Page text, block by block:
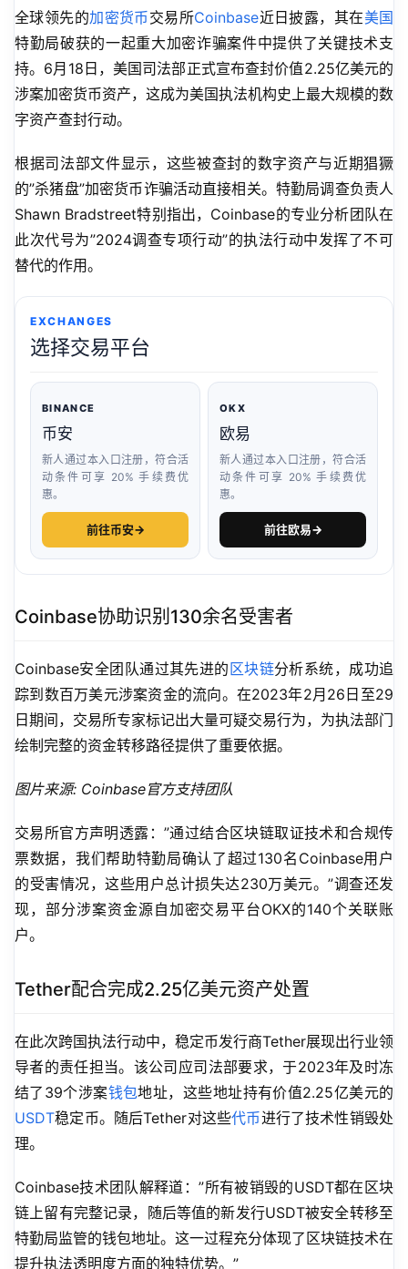
全球领先的加密货币交易所Coinbase近日披露，其在美国
特勤局破获的一起重大加密诈骗案件中提供了关键技术支
持。6月18日，美国司法部正式宣布查封价值2.25亿美元的
涉案加密货币资产，这成为美国执法机构史上最大规模的数
字资产查封行动。
根据司法部文件显示，这些被查封的数字资产与近期猖獗
的”杀猪盘”加密货币诈骗活动直接相关。特勤局调查负责人
Shawn Bradstreet特别指出，Coinbase的专业分析团队在
此次代号为”2024调查专项行动”的执法行动中发挥了不可
替代的作用。
EXCHANGES
选择交易平台
BINANCE
币安
新人通过本入口注册，符合活
动条件可享 20% 手续费优
惠。
前往币安→
OKX
欧易
新人通过本入口注册，符合活
动条件可享 20% 手续费优
惠。
前往欧易→
Coinbase协助识别130余名受害者
Coinbase安全团队通过其先进的 区块链分析系统，成功追
踪到数百万美元涉案资金的流向。在2023年2月26日至29
日期间，交易所专家标记出大量可疑交易行为，为执法部门
绘制完整的资金转移路径提供了重要依据。
图片来源: Coinbase官方支持团队
交易所官方声明透露：”通过结合区块链取证技术和合规传
票数据，我们帮助特勤局确认了超过130名Coinbase用户
的受害情况，这些用户总计损失达230万美元。”调查还发
现，部分涉案资金源自加密交易平台OKX的140个关联账
户。
Tether配合完成2.25亿美元资产处置
在此次跨国执法行动中，稳定币发行商Tether展现出行业领
导者的责任担当。该公司应司法部要求，于2023年及时冻
结了39个涉案钱包地址，这些地址持有价值2.25亿美元的
USDT稳定币。随后Tether对这些代币进行了技术性销毁处
理。
Coinbase技术团队解释道：”所有被销毁的USDT都在区块
链上留有完整记录，随后等值的新发行USDT被安全转移至
特勤局监管的钱包地址。这一过程充分体现了区块链技术在
提升执法透明度方面的独特优势。”